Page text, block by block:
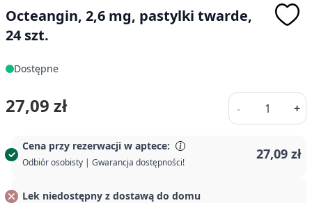
Octeangin, 2,6 mg, pastylki twarde,
24 szt.
Dostępne
Cena przy rezerwacji w aptece:
Odbiór osobisty | Gwarancja dostępności!
27,09 zł
Lek niedostępny z dostawą do domu
27,09 zł -
Ilość
+